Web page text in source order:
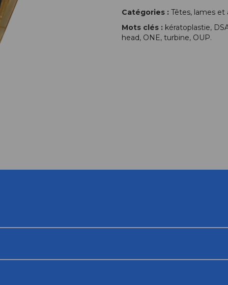
Catégories : Têtes, lames et
Mots clés : kératoplastie,
head, ONE, turbine, OUP.